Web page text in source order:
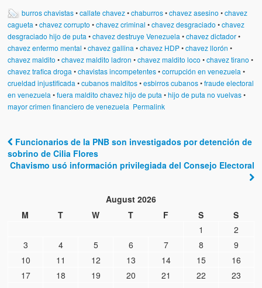
burros chavistas•callate chavez•chaburros•chavez asesino •chavez
cagueta •chavez corrupto •chavez criminal •chavez desgraciado •chavez
desgraciado hijo de puta •chavez destruye Venezuela •chavez dictador•
chavez enfermo mental •chavez gallina •chavez HDP•chavez llorón •
chavez maldito •chavez maldito ladron •chavez maldito loco •chavez tirano •
chavez trafica droga •chavistas incompetentes•corrupción en venezuela •
crueldad injustificada •cubanos malditos•esbirros cubanos•fraude electoral
en venezuela •fuera maldito chavez hijo de puta •hijo de puta no vuelvas•
mayor crimen financiero de venezuela Permalink
Post navigation
Funcionarios de la PNB son investigados por detención de
sobrino de Cilia Flores
Chavismo usó información privilegiada del Consejo Electoral
August 2026
M
T W T F S
S
1
2
3
4 5 6 7 8
9
10
11 12 13 14 15
16
17
18 19 20 21 22
23